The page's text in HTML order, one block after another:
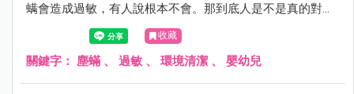
螨會造成過敏，有人說根本不會。那到底人是不是真的對塵
蟎會過敏呢？讓黃醫師在這裡為您解答！
收藏
關鍵字： 塵蟎 、 過敏 、 環境清潔 、 嬰幼兒